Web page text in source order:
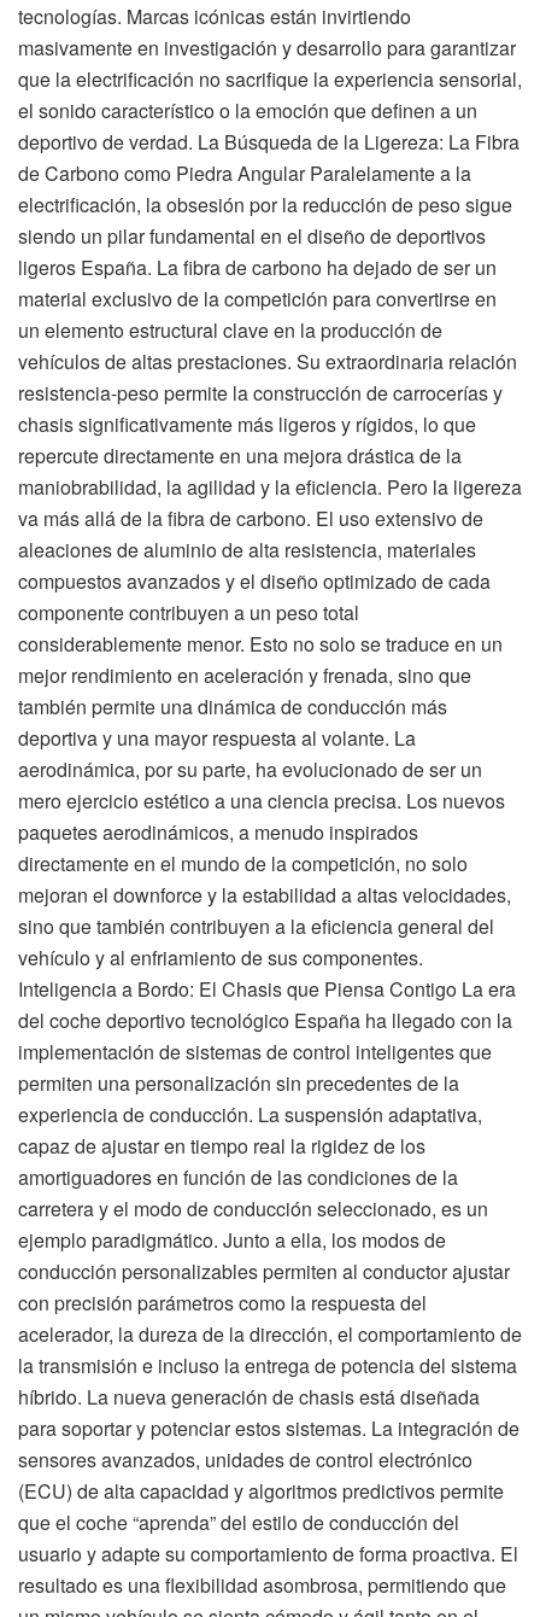
tecnologías. Marcas icónicas están invirtiendo
masivamente en investigación y desarrollo para garantizar
que la electrificación no sacrifique la experiencia sensorial,
el sonido característico o la emoción que definen a un
deportivo de verdad. La Búsqueda de la Ligereza: La Fibra
de Carbono como Piedra Angular Paralelamente a la
electrificación, la obsesión por la reducción de peso sigue
siendo un pilar fundamental en el diseño de deportivos
ligeros España. La fibra de carbono ha dejado de ser un
material exclusivo de la competición para convertirse en
un elemento estructural clave en la producción de
vehículos de altas prestaciones. Su extraordinaria relación
resistencia-peso permite la construcción de carrocerías y
chasis significativamente más ligeros y rígidos, lo que
repercute directamente en una mejora drástica de la
maniobrabilidad, la agilidad y la eficiencia. Pero la ligereza
va más allá de la fibra de carbono. El uso extensivo de
aleaciones de aluminio de alta resistencia, materiales
compuestos avanzados y el diseño optimizado de cada
componente contribuyen a un peso total
considerablemente menor. Esto no solo se traduce en un
mejor rendimiento en aceleración y frenada, sino que
también permite una dinámica de conducción más
deportiva y una mayor respuesta al volante. La
aerodinámica, por su parte, ha evolucionado de ser un
mero ejercicio estético a una ciencia precisa. Los nuevos
paquetes aerodinámicos, a menudo inspirados
directamente en el mundo de la competición, no solo
mejoran el downforce y la estabilidad a altas velocidades,
sino que también contribuyen a la eficiencia general del
vehículo y al enfriamiento de sus componentes.
Inteligencia a Bordo: El Chasis que Piensa Contigo La era
del coche deportivo tecnológico España ha llegado con la
implementación de sistemas de control inteligentes que
permiten una personalización sin precedentes de la
experiencia de conducción. La suspensión adaptativa,
capaz de ajustar en tiempo real la rigidez de los
amortiguadores en función de las condiciones de la
carretera y el modo de conducción seleccionado, es un
ejemplo paradigmático. Junto a ella, los modos de
conducción personalizables permiten al conductor ajustar
con precisión parámetros como la respuesta del
acelerador, la dureza de la dirección, el comportamiento de
la transmisión e incluso la entrega de potencia del sistema
híbrido. La nueva generación de chasis está diseñada
para soportar y potenciar estos sistemas. La integración de
sensores avanzados, unidades de control electrónico
(ECU) de alta capacidad y algoritmos predictivos permite
que el coche “aprenda” del estilo de conducción del
usuario y adapte su comportamiento de forma proactiva. El
resultado es una flexibilidad asombrosa, permitiendo que